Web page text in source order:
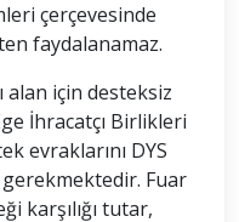
çerçevesinde
faydalanamaz.
alan için desteksiz
İhracatçı Birlikleri
evraklarını DYS
Fuar
karşılığı tutar,